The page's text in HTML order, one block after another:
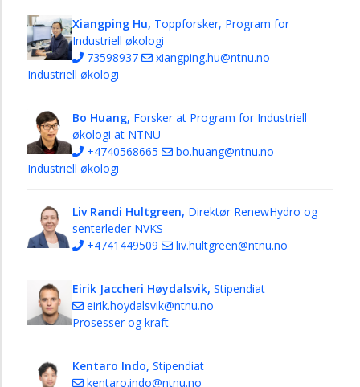
Xiangping Hu, Toppforsker, Program for
Industriell økologi
73598937
xiangping.hu@ntnu.no
Industriell økologi
Bo Huang, Forsker at Program for Industriell
økologi at NTNU
+4740568665
bo.huang@ntnu.no
Industriell økologi
Liv Randi Hultgreen, Direktør RenewHydro og
senterleder NVKS
+4741449509
liv.hultgreen@ntnu.no
Eirik Jaccheri Høydalsvik, Stipendiat
eirik.hoydalsvik@ntnu.no
Prosesser og kraft
Kentaro Indo, Stipendiat
kentaro.indo@ntnu.no